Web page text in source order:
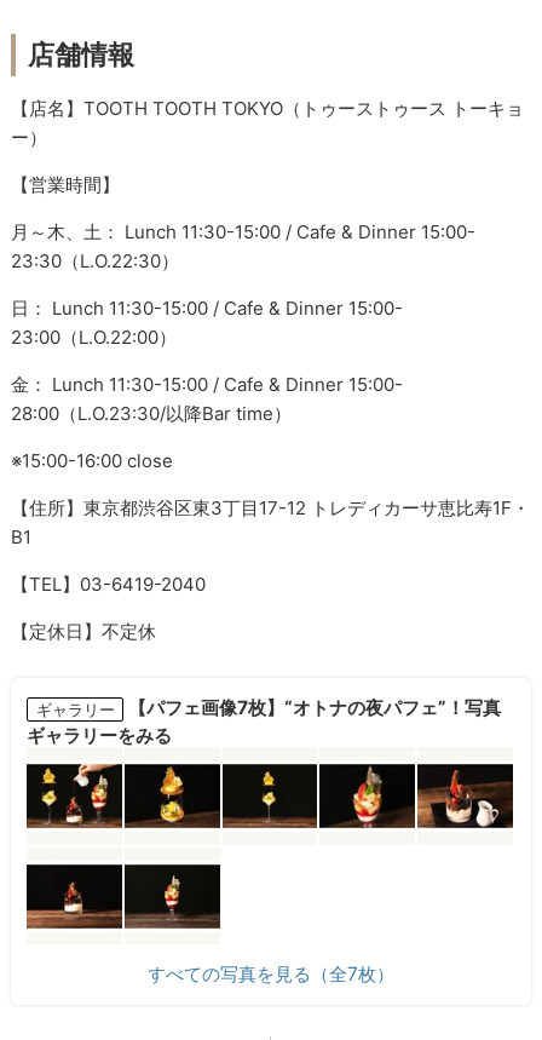
店舗情報
【店名】TOOTH TOOTH TOKYO（トゥーストゥース トーキョ
ー）
【営業時間】
月～木、土： Lunch 11:30-15:00 / Cafe & Dinner 15:00-
23:30（L.O.22:30）
日： Lunch 11:30-15:00 / Cafe & Dinner 15:00-
23:00（L.O.22:00）
金： Lunch 11:30-15:00 / Cafe & Dinner 15:00-
28:00（L.O.23:30/以降Bar time）
※15:00-16:00 close
【住所】東京都渋谷区東3丁目17-12 トレディカーサ恵比寿1F・
B1
【TEL】03-6419-2040
【定休日】不定休
ギャラリー
【パフェ画像7枚】“オトナの夜パフェ”！写真
ギャラリーをみる
すべての写真を見る（全7枚）